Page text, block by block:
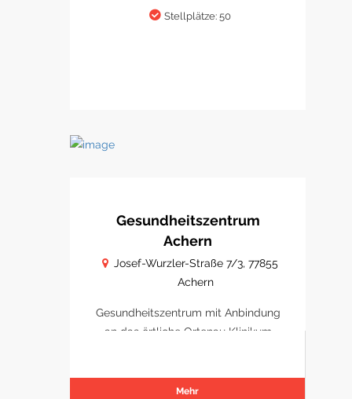
Stellplätze: 50
Gesundheitszentrum
Achern
Josef-Wurzler-Straße 7/3, 77855
Achern
Gesundheitszentrum mit Anbindung
an das örtliche Ortenau Klinikum
Mehr